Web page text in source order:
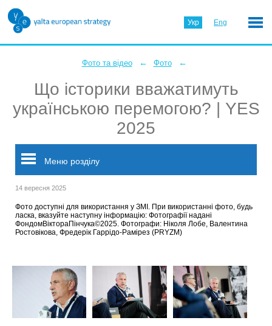
Укр Eng
Фото та відео ← Фото ←
Що історики вважатимуть
українською перемогою? | YES
2025
Меню розділу
14 вересня 2025
Фото доступні для використання у ЗМІ. При використанні фото, будь
ласка, вказуйте наступну інформацію: Фотографії надані
ФондомВіктораПінчука©2025. Фотографи: Ніколя Лобе, Валентина
Ростовікова, Фредерік Гаррідо-Рамірез (PRYZM)